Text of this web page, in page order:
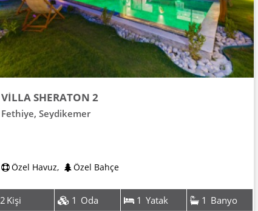
VİLLA SHERATON 2
Fethiye, Seydikemer
Özel Havuz, Özel Bahçe
2 Kişi 1 Oda 1 Yatak 1 Banyo